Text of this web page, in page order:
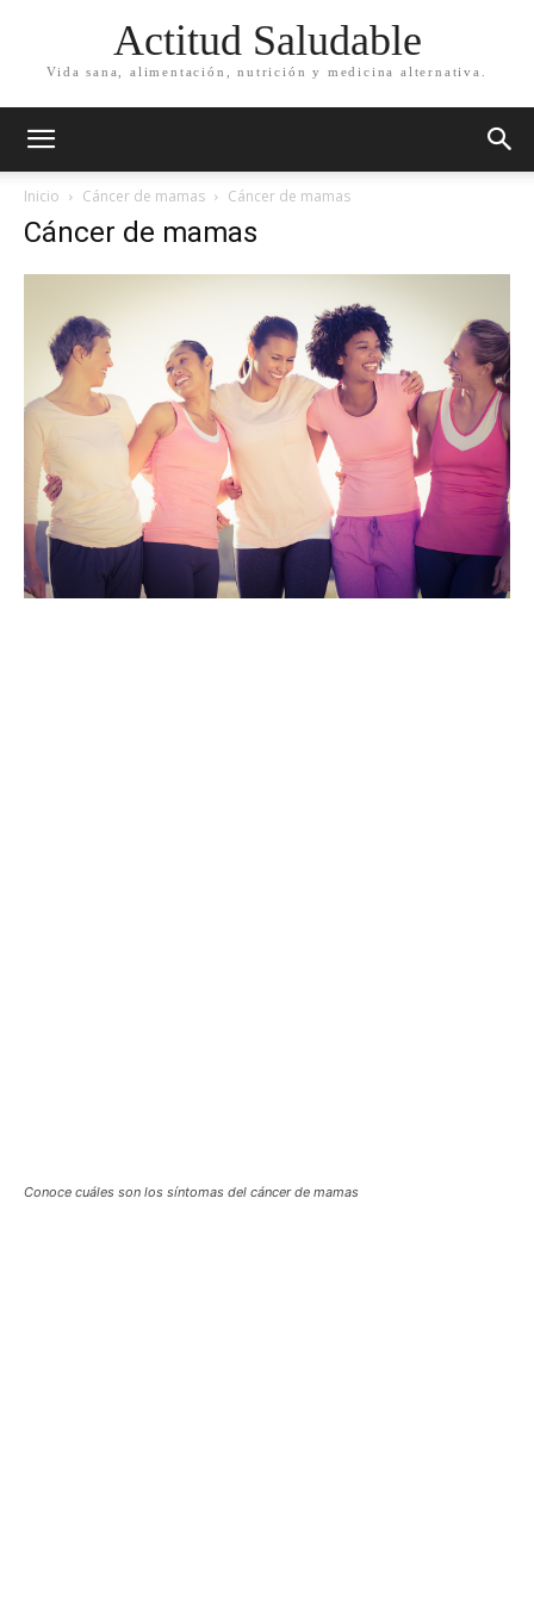
Actitud Saludable
Vida sana, alimentación, nutrición y medicina alternativa.
Inicio Cáncer de mamas Cáncer de mamas
Cáncer de mamas
Conoce cuáles son los síntomas del cáncer de mamas